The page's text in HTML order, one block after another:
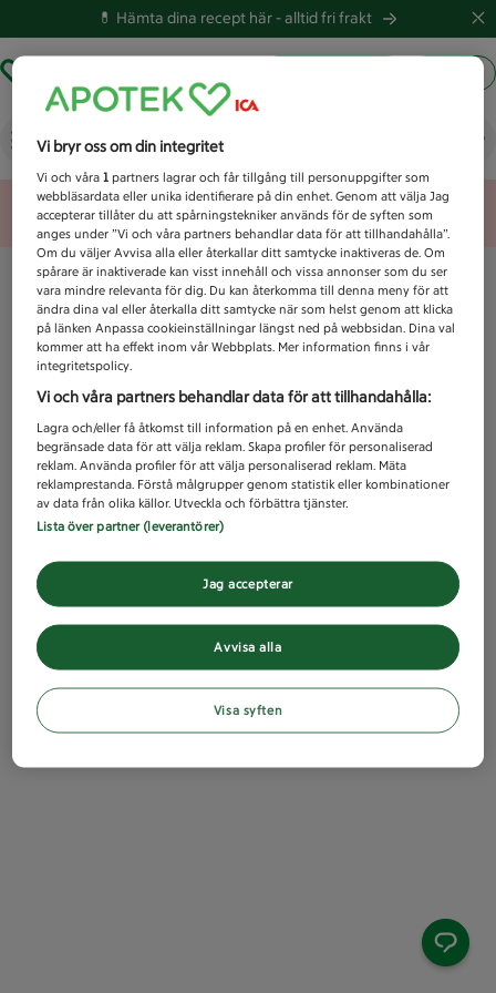
💊 Hämta dina recept här -alltid fri frakt
Vad letar du efter idag?
Unknown error
Vi bryr oss om din integritet
Vi och våra1 partners lagrar och får tillgång till personuppgifter som
webbläsardata eller unika identifierare på din enhet. Genom att välja Jag
accepterar tillåter du att spårningstekniker används för de syften som
anges under ”Vi och våra partners behandlar data för att tillhandahålla”.
Om du väljer Avvisa alla eller återkallar ditt samtycke inaktiveras de. Om
spårare är inaktiverade kan visst innehåll och vissa annonser som du ser
vara mindre relevanta för dig. Du kan återkomma till denna meny för att
ändra dina val eller återkalla ditt samtycke när som helst genom att klicka
på länken Anpassa cookieinställningar längst ned på webbsidan. Dina val
kommer att ha effekt inom vår Webbplats. Mer information finns i vår
integritetspolicy.
Vi och våra partners behandlar data för att tillhandahålla:
Lagra och/eller få åtkomst till information på en enhet. Använda
begränsade data för att välja reklam. Skapa profiler för personaliserad
reklam. Använda profiler för att välja personaliserad reklam. Mäta
reklamprestanda. Förstå målgrupper genom statistik eller kombinationer
av data från olika källor. Utveckla och förbättra tjänster.
Lista över partner (leverantörer)
Avvisa alla
Jag accepterar
Visa syften